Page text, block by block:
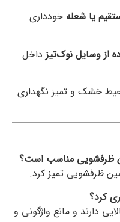
یا شعله خودداری
از وسایل نوک‌تیز داخل
خشک و تمیز نگهداری
ظرفشویی مناسب است؟
ظرفشویی تمیز کرد.
کرد؟
دارند و مانع واژگونی و